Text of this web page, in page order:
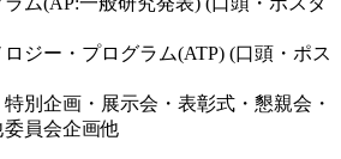
ジー・プログラム(ATP) (口頭・ポス
別企画・展示会・表彰式・懇親会・
員会企画他